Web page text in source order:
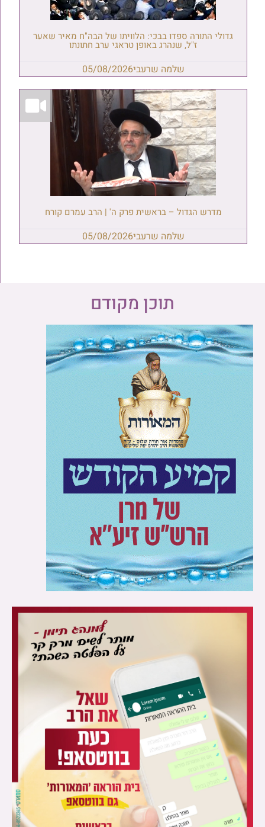
גדולי התורה ספדו בבכי: הלוויתו של הבה"ח מאיר שאער
ז"ל, שנהרג באופן טראגי ערב חתונתו
שלמה שרעבי05/08/2026
מדרש הגדול – בראשית פרק ה' | הרב עמרם קורח
שלמה שרעבי05/08/2026
תוכן מקודם